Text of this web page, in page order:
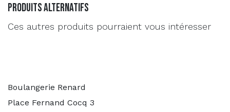
Produits alternatifs
Ces autres produits pourraient vous intéresser
Boulangerie Renard
Place Fernand Cocq 3